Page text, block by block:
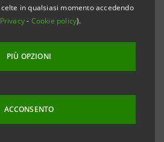
in qualsiasi momento accedendo
Privacy- Cookie policy).
PIÙ OPZIONI
ACCONSENTO